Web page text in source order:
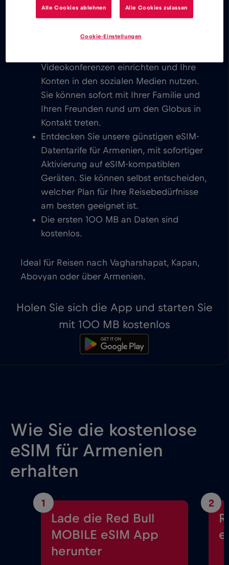
sofort mit deiner Familie und deinen
Kontakt treten.
Videokonferenzen einrichten und Ihre
Konten in den sozialen Medien nutzen.
Sie können sofort mit Ihrer Familie und
Ihren Freunden rund um den Globus in
Kontakt treten.
Entdecken Sie unsere günstigen eSIM-
Datentarife für Armenien, mit sofortiger
Aktivierung auf eSIM-kompatiblen
Geräten. Sie können selbst entscheiden,
welcher Plan für Ihre Reisebedürfnisse
am besten geeignet ist.
Die ersten 100 MB an Daten sind
kostenlos.
Ideal für Reisen nach Vagharshapat, Kapan,
Abovyan oder über Armenien.
Holen Sie sich die App und starten Sie
mit 100 MB kostenlos
Wie Sie die kostenlose
eSIM für Armenien
erhalten
1
Lade die Red Bull
MOBILE eSIM App
herunter
2
Alle Cookies ablehnen Alle Cookies zulassen
Cookie-Einstellungen